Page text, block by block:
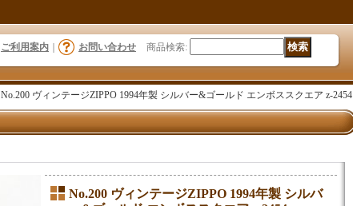
ご利用案内 お問い合わせ 商品検索:
No.200 ヴィンテージZIPPO 1994年製 シルバー&ゴールド エンボススクエア z-2454
No.200 ヴィンテージZIPPO 1994年製 シルバ